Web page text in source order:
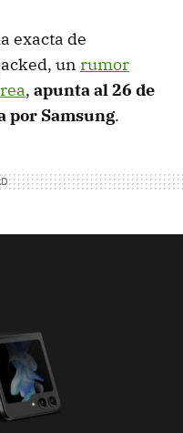
exacta de
un rumor
, apunta al 26 de
por Samsung.